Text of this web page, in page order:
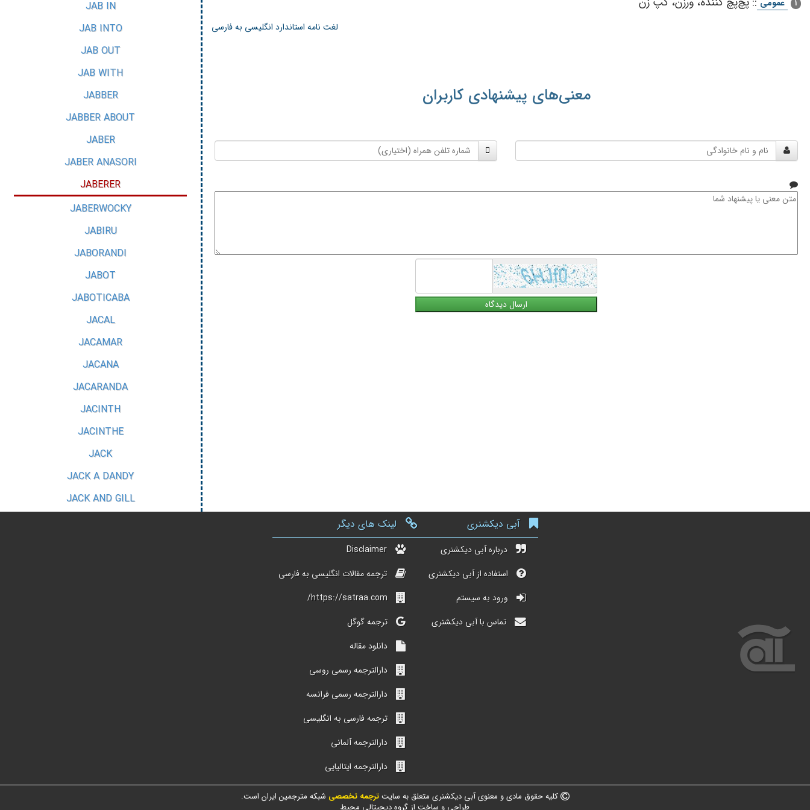
1 عمومی
لغت نامه استاندارد انگلیسی به فارسی
معنی‌های پیشنهادی کاربران
و
شماره
تلفن
متن
JAB IN
JAB INTO
JAB OUT
JAB WITH
JABBER
JABBER ABOUT
JABER
JABER ANASORI
JABERER
JABERWOCKY
JABIRU
JABORANDI
JABOT
JABOTICABA
JACAL
JACAMAR
JACANA
JACARANDA
JACINTH
JACINTHE
JACK
JACK A DANDY
JACK AND GILL
آبی دیکشنری
درباره آبی دیکشنری
استفاده از آبی دیکشنری
ورود به سیستم
تماس با آبی دیکشنری
لینک های دیگر
Disclaimer
ترجمه مقالات انگلیسی به فارسی
https://satraa.com/
ترجمه گوگل
دانلود مقاله
دارالترجمه رسمی روسی
دارالترجمه رسمی فرانسه
ترجمه فارسی به انگلیسی
دارالترجمه آلمانی
دارالترجمه ایتالیایی
کلیه حقوق مادی و معنوی آبی دیکشنری متعلق به سایتترجمه تخصصی شبکه مترجمین ایران است.
طراحی و ساخت از گروه دیجیتالی محیط